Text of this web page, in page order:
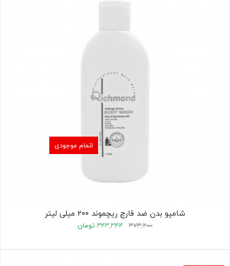
اتمام موجودی
شامپو بدن ضد قارچ ریچموند ۲۰۰ میلی لیتر
۳۷۳,۲۰۰ ۳۴۳,۳۴۴ تومان